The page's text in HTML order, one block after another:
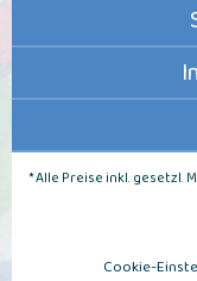
* Alle Preise inkl. gesetzl.
Cookie-